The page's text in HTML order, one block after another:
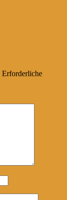
Erforderliche